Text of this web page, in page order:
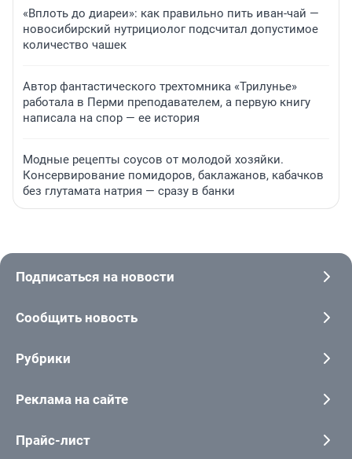
«Вплоть до диареи»: как правильно пить иван-чай —
новосибирский нутрициолог подсчитал допустимое
количество чашек
Автор фантастического трехтомника «Трилунье»
работала в Перми преподавателем, а первую книгу
написала на спор — ее история
Модные рецепты соусов от молодой хозяйки.
Консервирование помидоров, баклажанов, кабачков
без глутамата натрия — сразу в банки
Подписаться на новости
Сообщить новость
Рубрики
Реклама на сайте
Прайс-лист